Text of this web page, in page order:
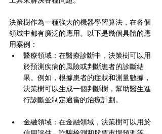
決策樹作為一種強大的機器學習算法，在各個
領域中都有廣泛的應用。以下是幾個具體的應
用案例：
醫療領域：在醫療診斷中，決策樹可以用
於預測疾病的風險或判斷患者的診斷結
果。例如，根據患者的症狀和測量數據，
決策樹可以生成一個判斷樹，幫助醫生進
行診斷並制定適當的治療計劃。
金融領域：在金融領域，決策樹可以用於